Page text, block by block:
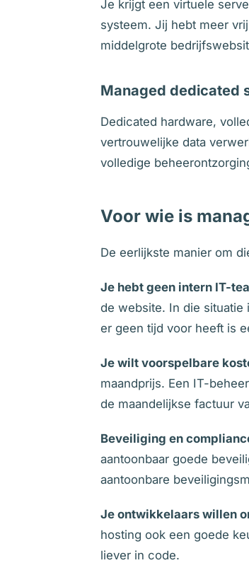
Je krijgt een virtuele
systeem. Jij hebt meer
middelgrote
Managed dedicated
Dedicated hardware,
vertrouwelijke data
volledige
Voor wie is
De eerlijkste manier om
Je hebt geen intern IT-
de website. In die situatie
er geen tijd voor heeft is
Je wilt voorspelbare
maandprijs. Een IT-
de maandelijkse factuur
Beveiliging en
aantoonbaar goede
aantoonbare
Je ontwikkelaars willen
hosting ook een goede
liever in code.